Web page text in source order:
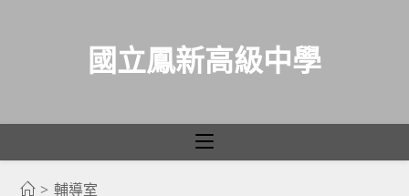
國立鳳新高級中學
> 輔導室